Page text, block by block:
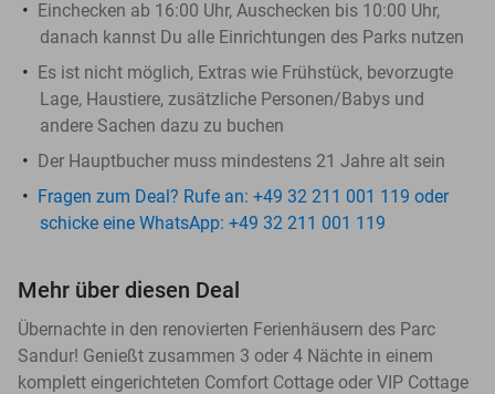
Einchecken ab 16:00 Uhr, Auschecken bis 10:00 Uhr,
danach kannst Du alle Einrichtungen des Parks nutzen
Es ist nicht möglich, Extras wie Frühstück, bevorzugte
Lage, Haustiere, zusätzliche Personen/Babys und
andere Sachen dazu zu buchen
Der Hauptbucher muss mindestens 21 Jahre alt sein
Fragen zum Deal? Rufe an: +49 32 211 001 119 oder
schicke eine WhatsApp: +49 32 211 001 119
Mehr über diesen Deal
Übernachte in den renovierten Ferienhäusern des Parc
Sandur! Genießt zusammen 3 oder 4 Nächte in einem
komplett eingerichteten Comfort Cottage oder VIP Cottage